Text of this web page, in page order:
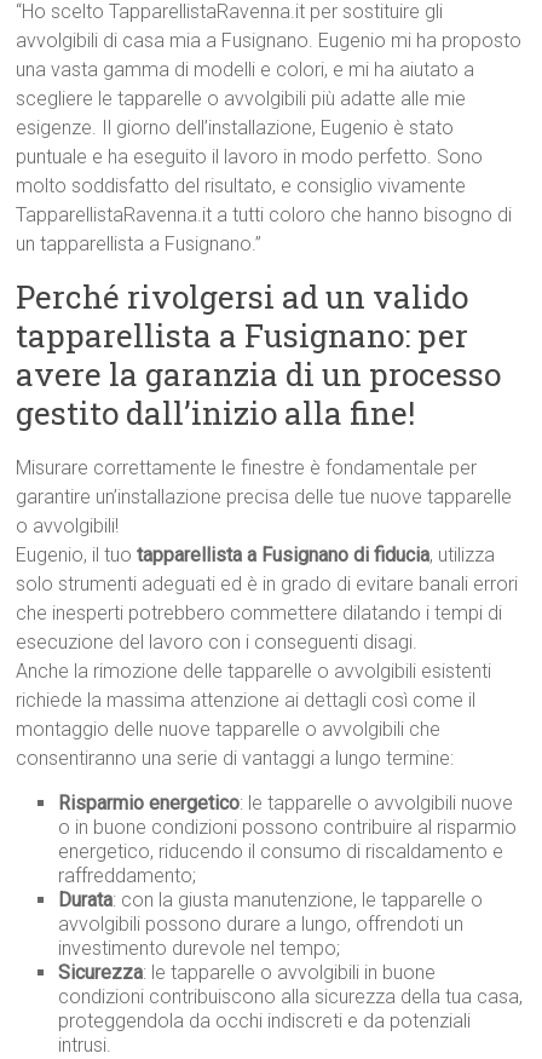
“Ho scelto TapparellistaRavenna.it per sostituire gli
avvolgibili di casa mia a Fusignano. Eugenio mi ha proposto
una vasta gamma di modelli e colori, e mi ha aiutato a
scegliere le tapparelle o avvolgibili più adatte alle mie
esigenze. Il giorno dell’installazione, Eugenio è stato
puntuale e ha eseguito il lavoro in modo perfetto. Sono
molto soddisfatto del risultato, e consiglio vivamente
TapparellistaRavenna.it a tutti coloro che hanno bisogno di
un tapparellista a Fusignano.”
Perché rivolgersi ad un valido
tapparellista a Fusignano: per
avere la garanzia di un processo
gestito dall’inizio alla fine!
Misurare correttamente le finestre è fondamentale per
garantire un’installazione precisa delle tue nuove tapparelle
o avvolgibili!
Eugenio, il tuotapparellista a Fusignano di fiducia, utilizza
solo strumenti adeguati ed è in grado di evitare banali errori
che inesperti potrebbero commettere dilatando i tempi di
esecuzione del lavoro con i conseguenti disagi.
Anche la rimozione delle tapparelle o avvolgibili esistenti
richiede la massima attenzione ai dettagli così come il
montaggio delle nuove tapparelle o avvolgibili che
consentiranno una serie di vantaggi a lungo termine:
Risparmio energetico: le tapparelle o avvolgibili nuove
o in buone condizioni possono contribuire al risparmio
energetico, riducendo il consumo di riscaldamento e
raffreddamento;
Durata: con la giusta manutenzione, le tapparelle o
avvolgibili possono durare a lungo, offrendoti un
investimento durevole nel tempo;
Sicurezza: le tapparelle o avvolgibili in buone
condizioni contribuiscono alla sicurezza della tua casa,
proteggendola da occhi indiscreti e da potenziali
intrusi.